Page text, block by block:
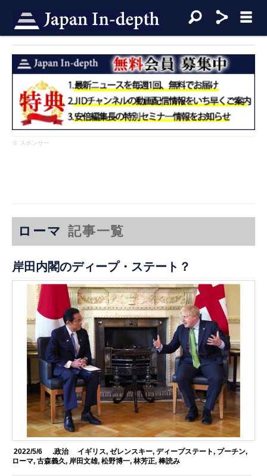
※ スポンサー
ローマ 記事一覧
岸田内閣のディープ・ステート？
2022/5/6 .政治 イギリス, ゼレンスキー, ディープステート, プーチン,
ローマ,古森義久, 岸田文雄,松野博一,林芳正,棒読み